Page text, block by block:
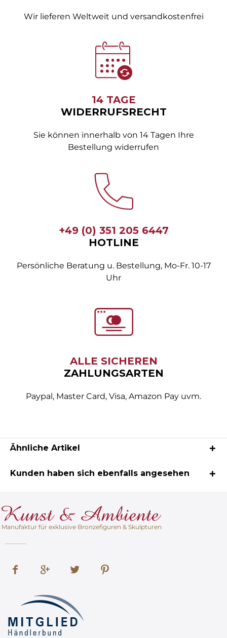
Wir lieferen Weltweit und versandkostenfrei
14 TAGE
WIDERRUFSRECHT
Sie können innerhalb von 14 Tagen Ihre
Bestellung widerrufen
+49 (0) 351 205 6447
HOTLINE
Persönliche Beratung u. Bestellung, Mo-Fr. 10-17
Uhr
ALLE SICHEREN
ZAHLUNGSARTEN
Paypal, Master Card, Visa, Amazon Pay uvm.
Ähnliche Artikel
Kunden haben sich ebenfalls angesehen
Manufaktur für exklusive Bronzefiguren & Skulpturen